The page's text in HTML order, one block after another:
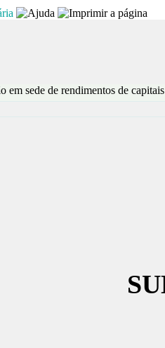
em sede de rendimentos de